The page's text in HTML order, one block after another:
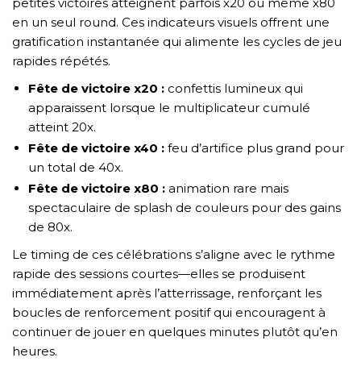
en un seul round. Ces indicateurs visuels offrent une
gratification instantanée qui alimente les cycles de jeu
rapides répétés.
Fête de victoire x20 : confettis lumineux qui
apparaissent lorsque le multiplicateur cumulé
atteint 20x.
Fête de victoire x40 : feu d’artifice plus grand pour
un total de 40x.
Fête de victoire x80 : animation rare mais
spectaculaire de splash de couleurs pour des gains
de 80x.
Le timing de ces célébrations s’aligne avec le rythme
rapide des sessions courtes—elles se produisent
immédiatement après l’atterrissage, renforçant les
boucles de renforcement positif qui encouragent à
continuer de jouer en quelques minutes plutôt qu’en
heures.